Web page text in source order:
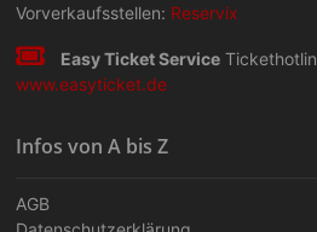
Vorverkaufsstellen: Reservix
Easy Ticket Service
www.easyticket.de
Infos von A bis Z
AGB